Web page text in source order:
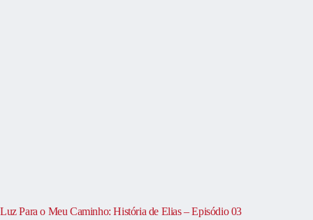
Luz Para o Meu Caminho: História de Elias – Episódio 03